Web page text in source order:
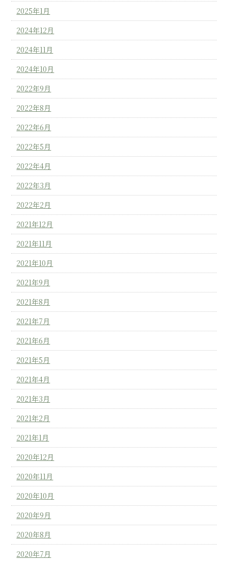
2025年1月
2024年12月
2024年11月
2024年10月
2022年9月
2022年8月
2022年6月
2022年5月
2022年4月
2022年3月
2022年2月
2021年12月
2021年11月
2021年10月
2021年9月
2021年8月
2021年7月
2021年6月
2021年5月
2021年4月
2021年3月
2021年2月
2021年1月
2020年12月
2020年11月
2020年10月
2020年9月
2020年8月
2020年7月